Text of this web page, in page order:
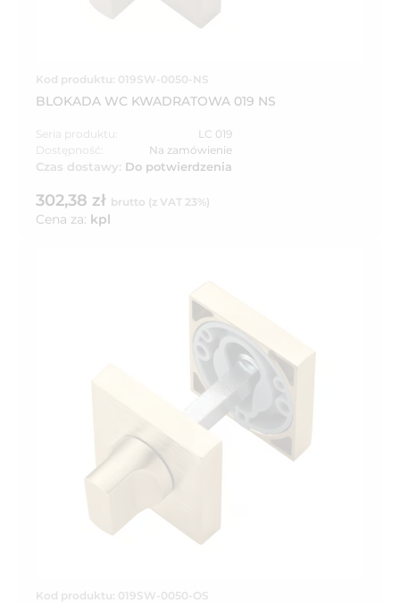
Kod produktu: 019SW-0050-NS
BLOKADA WC KWADRATOWA 019 NS
Seria produktu:
LC 019
Dostępność:
Na zamówienie
Czas dostawy: Do potwierdzenia
302,38 zł brutto (z VAT 23%)
Cena za: kpl
Kod produktu: 019SW-0050-OS